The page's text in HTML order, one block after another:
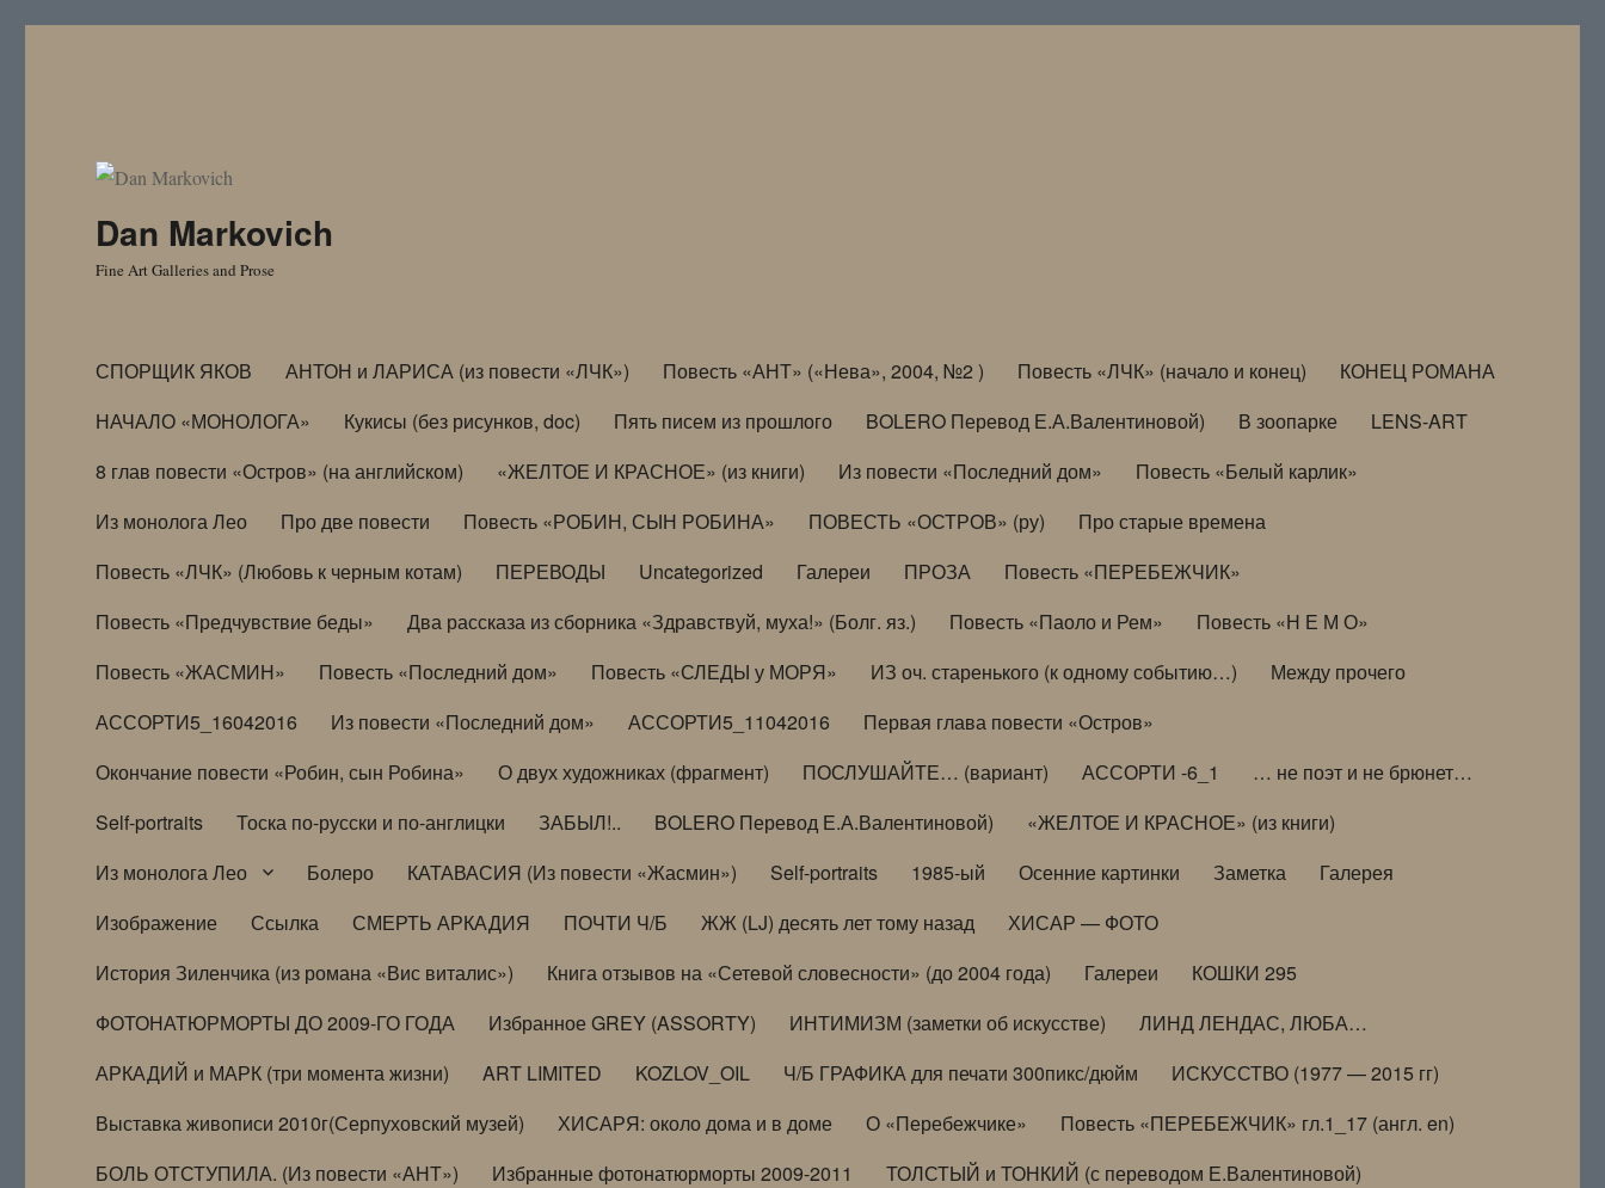
Dan Markovich
Fine Art Galleries and Prose
СПОРЩИК ЯКОВ АНТОН и ЛАРИСА (из повести «ЛЧК») Повесть «АНТ» («Нева», 2004, №2 ) Повесть «ЛЧК» (начало и конец)
КОНЕЦ РОМАНА
НАЧАЛО «МОНОЛОГА»
Кукисы (без рисунков, doc) Пять писем из прошлого BOLERO Перевод Е.А.Валентиновой) В зоопарке
LENS-ART
8 глав повести «Остров» (на английском)
«ЖЕЛТОЕ И КРАСНОЕ» (из книги) Из повести «Последний дом»
Повесть «Белый карлик»
Из монолога Лео
Про две повести Повесть «РОБИН, СЫН РОБИНА» ПОВЕСТЬ «ОСТРОВ» (ру)
Про старые времена
Повесть «ЛЧК» (Любовь к черным котам)
ПЕРЕВОДЫ Uncategorized Галереи ПРОЗА
Повесть «ПЕРЕБЕЖЧИК»
Повесть «Предчувствие беды»
Два рассказа из сборника «Здравствуй, муха!» (Болг. яз.) Повесть «Паоло и Рем»
Повесть «Н Е М О»
Повесть «ЖАСМИН»
Повесть «Последний дом» Повесть «СЛЕДЫ у МОРЯ» ИЗ оч. старенького (к одному событию…)
Между прочего
АССОРТИ5_16042016
Из повести «Последний дом» АССОРТИ5_11042016
Первая глава повести «Остров»
Окончание повести «Робин, сын Робина»
О двух художниках (фрагмент) ПОСЛУШАЙТЕ… (вариант) АССОРТИ -6_1
… не поэт и не брюнет…
Self-portraits
Тоска по-русски и по-англицки ЗАБЫЛ!.. BOLERO Перевод Е.А.Валентиновой)
«ЖЕЛТОЕ И КРАСНОЕ» (из книги)
Из монолога Лео
Болеро КАТАВАСИЯ (Из повести «Жасмин») Self-portraits 1985-ый Осенние картинки Заметка
Галерея
Изображение
Ссылка СМЕРТЬ АРКАДИЯ ПОЧТИ Ч/Б ЖЖ (LJ) десять лет тому назад
ХИСАР — ФОТО
История Зиленчика (из романа «Вис виталис»)
Книга отзывов на «Сетевой словесности» (до 2004 года) Галереи
КОШКИ 295
ФОТОНАТЮРМОРТЫ ДО 2009-ГО ГОДА
Избранное GREY (ASSORTY) ИНТИМИЗМ (заметки об искусстве)
ЛИНД ЛЕНДАС, ЛЮБА…
АРКАДИЙ и МАРК (три момента жизни)
ART LIMITED KOZLOV_OIL Ч/Б ГРАФИКА для печати 300пикс/дюйм
ИСКУССТВО (1977 — 2015 гг)
Выставка живописи 2010г(Серпуховский музей)
ХИСАРЯ: около дома и в доме О «Перебежчике»
Повесть «ПЕРЕБЕЖЧИК» гл.1_17 (англ. en)
БОЛЬ ОТСТУПИЛА. (Из повести «АНТ»)
Избранные фотонатюрморты 2009-2011
ТОЛСТЫЙ и ТОНКИЙ (с переводом Е.Валентиновой)